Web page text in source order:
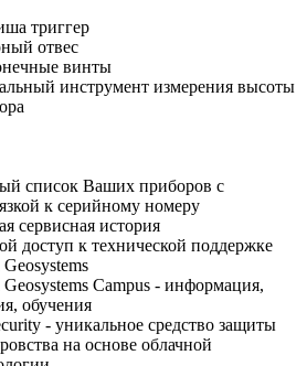
триггер
отвес
винты
инструмент измерения высоты
список Ваших приборов с
к серийному номеру
сервисная история
доступ к технической поддержке
Geosystems Campus - информация,
обучения
- уникальное средство защиты
на основе облачной